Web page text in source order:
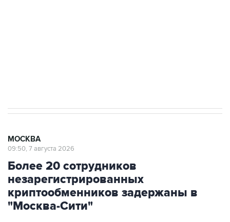
МОСКВА
09:50, 7 августа 2026
Более 20 сотрудников
незарегистрированных
криптообменников задержаны в
"Москва-Сити"